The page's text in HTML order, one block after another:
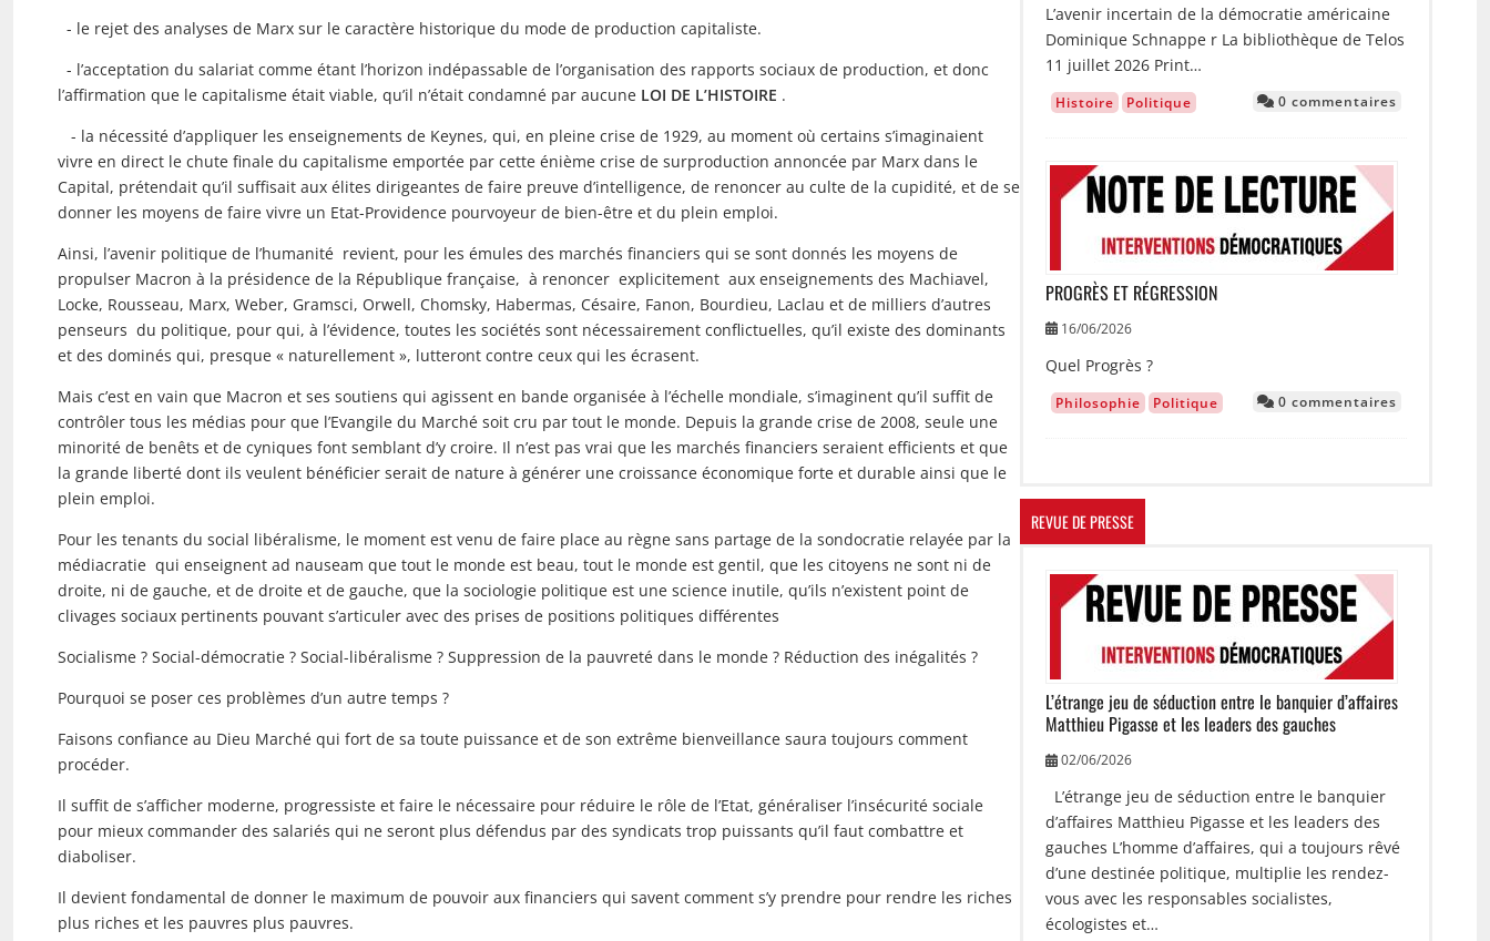
- le rejet des analyses de Marx sur le caractère historique du mode de production capitaliste.
- l’acceptation du salariat comme étant l’horizon indépassable de l’organisation des rapports sociaux de production, et donc
l’affirmation que le capitalisme était viable, qu’il n’était condamné par aucune LOI DE L’HISTOIRE .
- la nécessité d’appliquer les enseignements de Keynes, qui, en pleine crise de 1929, au moment où certains s’imaginaient
vivre en direct le chute finale du capitalisme emportée par cette énième crise de surproduction annoncée par Marx dans le
Capital, prétendait qu’il suffisait aux élites dirigeantes de faire preuve d’intelligence, de renoncer au culte de la cupidité, et de se
donner les moyens de faire vivre un Etat-Providence pourvoyeur de bien-être et du plein emploi.
Ainsi, l’avenir politique de l’humanité revient, pour les émules des marchés financiers qui se sont donnés les moyens de
propulser Macron à la présidence de la République française, à renoncer explicitement aux enseignements des Machiavel,
Locke, Rousseau, Marx, Weber, Gramsci, Orwell, Chomsky, Habermas, Césaire, Fanon, Bourdieu, Laclau et de milliers d’autres
penseurs du politique, pour qui, à l’évidence, toutes les sociétés sont nécessairement conflictuelles, qu’il existe des dominants
et des dominés qui, presque « naturellement », lutteront contre ceux qui les écrasent.
Mais c’est en vain que Macron et ses soutiens qui agissent en bande organisée à l’échelle mondiale, s’imaginent qu’il suffit de
contrôler tous les médias pour que l’Evangile du Marché soit cru par tout le monde. Depuis la grande crise de 2008, seule une
minorité de benêts et de cyniques font semblant d’y croire. Il n’est pas vrai que les marchés financiers seraient efficients et que
la grande liberté dont ils veulent bénéficier serait de nature à générer une croissance économique forte et durable ainsi que le
plein emploi.
Pour les tenants du social libéralisme, le moment est venu de faire place au règne sans partage de la sondocratie relayée par la
médiacratie qui enseignent ad nauseam que tout le monde est beau, tout le monde est gentil, que les citoyens ne sont ni de
droite, ni de gauche, et de droite et de gauche, que la sociologie politique est une science inutile, qu’ils n’existent point de
clivages sociaux pertinents pouvant s’articuler avec des prises de positions politiques différentes
Socialisme ? Social-démocratie ? Social-libéralisme ? Suppression de la pauvreté dans le monde ? Réduction des inégalités ?
Pourquoi se poser ces problèmes d’un autre temps ?
Faisons confiance au Dieu Marché qui fort de sa toute puissance et de son extrême bienveillance saura toujours comment
procéder.
Il suffit de s’afficher moderne, progressiste et faire le nécessaire pour réduire le rôle de l’Etat, généraliser l’insécurité sociale
pour mieux commander des salariés qui ne seront plus défendus par des syndicats trop puissants qu’il faut combattre et
diaboliser.
Il devient fondamental de donner le maximum de pouvoir aux financiers qui savent comment s’y prendre pour rendre les riches
plus riches et les pauvres plus pauvres.
L’avenir incertain de la démocratie américaine
Dominique Schnappe r La bibliothèque de Telos
11 juillet 2026 Print…
Histoire Politique 0 commentaires
Image
PROGRÈS ET RÉGRESSION
16/06/2026
Quel Progrès ?
Philosophie Politique 0 commentaires
REVUE DE PRESSE
Image
L’étrange jeu de séduction entre le banquier d’affaires
Matthieu Pigasse et les leaders des gauches
02/06/2026
L’étrange jeu de séduction entre le banquier
d’affaires Matthieu Pigasse et les leaders des
gauches L’homme d’affaires, qui a toujours rêvé
d’une destinée politique, multiplie les rendez-
vous avec les responsables socialistes,
écologistes et…